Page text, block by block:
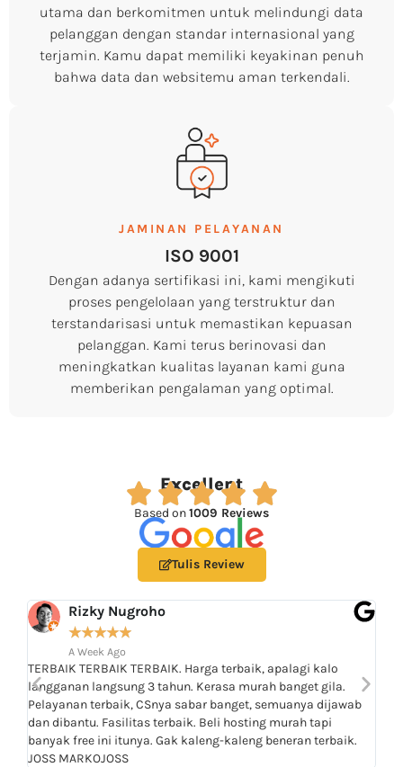
utama dan berkomitmen untuk melindungi data
pelanggan dengan standar internasional yang
terjamin. Kamu dapat memiliki keyakinan penuh
bahwa data dan websitemu aman terkendali.
JAMINAN PELAYANAN
ISO 9001
Dengan adanya sertifikasi ini, kami mengikuti
proses pengelolaan yang terstruktur dan
terstandarisasi untuk memastikan kepuasan
pelanggan. Kami terus berinovasi dan
meningkatkan kualitas layanan kami guna
memberikan pengalaman yang optimal.
Excellent
Based on1009 Reviews
Tulis Review
Rizky Nugroho
★★★★★
A Week Ago
TERBAIK TERBAIK TERBAIK. Harga terbaik, apalagi kalo
langganan langsung 3 tahun. Kerasa murah banget gila.
Pelayanan terbaik, CSnya sabar banget, semuanya dijawab
dan dibantu. Fasilitas terbaik. Beli hosting murah tapi
banyak free ini itunya. Gak kaleng-kaleng beneran terbaik.
JOSS MARKOJOSS